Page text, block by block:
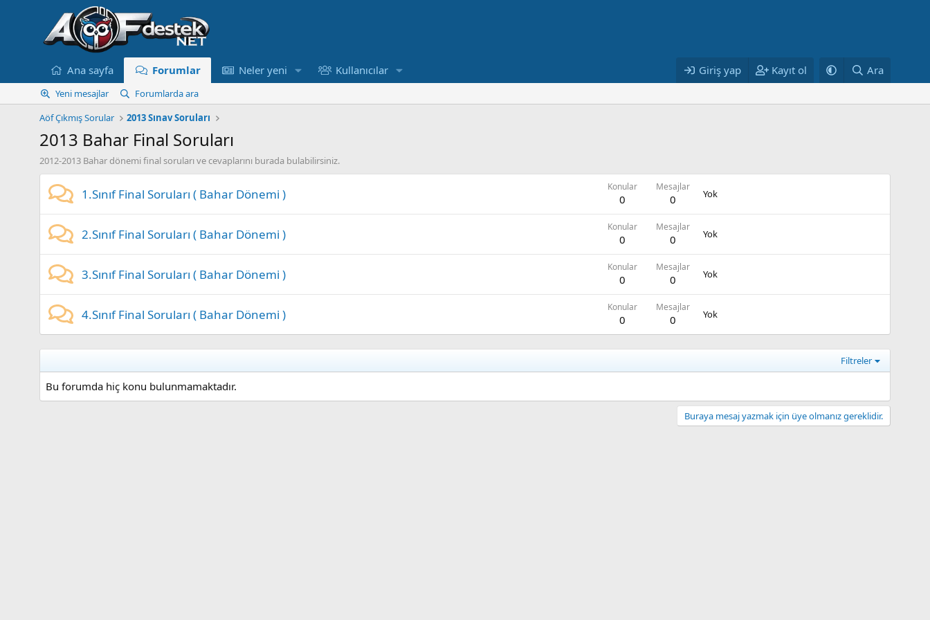
Ana sayfa Forumlar Neler yeni Kullanıcılar Giriş yap Kayıt ol Ara
Yeni mesajlar
Forumlarda ara
Aöf Çıkmış Sorular
2013 Sınav Soruları
2013 Bahar Final Soruları
2012-2013 Bahar dönemi final soruları ve cevaplarını burada bulabilirsiniz.
1.Sınıf Final Soruları ( Bahar Dönemi ) Konular
0
Mesajlar
0 Yok
2.Sınıf Final Soruları ( Bahar Dönemi ) Konular
0
Mesajlar
0 Yok
3.Sınıf Final Soruları ( Bahar Dönemi ) Konular
0
Mesajlar
0 Yok
4.Sınıf Final Soruları ( Bahar Dönemi ) Konular
0
Mesajlar
0 Yok
Filtreler
Bu forumda hiç konu bulunmamaktadır.
Buraya mesaj yazmak için üye olmanız gereklidir.